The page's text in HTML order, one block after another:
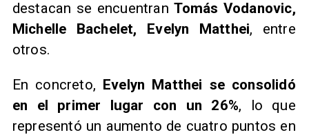
destacan se encuentranTomás Vodanovic,
Michelle Bachelet, Evelyn Matthei, entre
otros.
En concreto, Evelyn Matthei se consolidó
en el primer lugar con un 26%, lo que
representó un aumento de cuatro puntos en